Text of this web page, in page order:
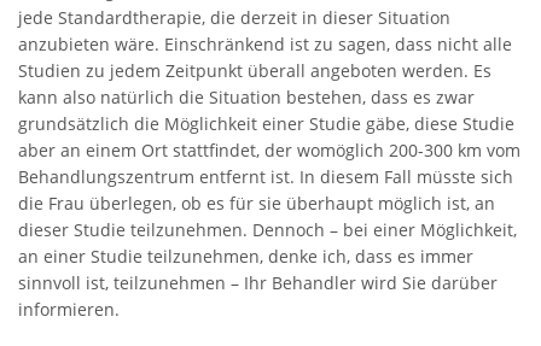
jede Standardtherapie, die derzeit in dieser Situation
anzubieten wäre. Einschränkend ist zu sagen, dass nicht alle
Studien zu jedem Zeitpunkt überall angeboten werden. Es
kann also natürlich die Situation bestehen, dass es zwar
grundsätzlich die Möglichkeit einer Studie gäbe, diese Studie
aber an einem Ort stattfindet, der womöglich 200-300 km vom
Behandlungszentrum entfernt ist. In diesem Fall müsste sich
die Frau überlegen, ob es für sie überhaupt möglich ist, an
dieser Studie teilzunehmen. Dennoch – bei einer Möglichkeit,
an einer Studie teilzunehmen, denke ich, dass es immer
sinnvoll ist, teilzunehmen – Ihr Behandler wird Sie darüber
informieren.